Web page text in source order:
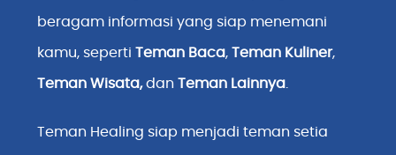
beragam informasi yang siap menemani
kamu, sepertiTeman Baca,Teman Kuliner,
Teman Wisata,danTeman Lainnya
Teman Healing siap menjadi teman setia